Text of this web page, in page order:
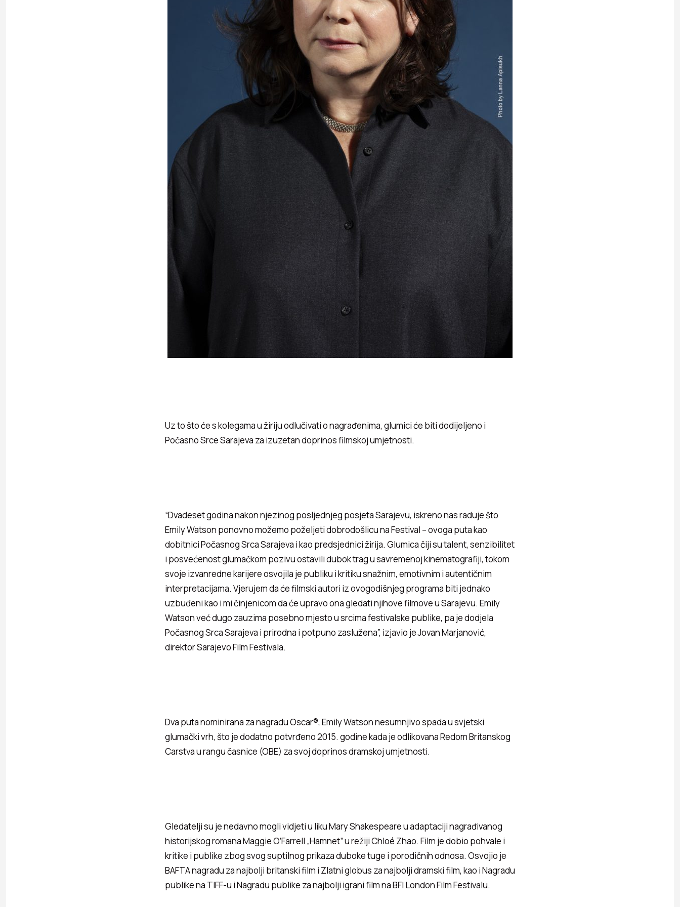
Uz to što će s kolegama u žiriju odlučivati o nagrađenima, glumici će biti dodijeljeno i
Počasno Srce Sarajeva za izuzetan doprinos filmskoj umjetnosti.
“Dvadeset godina nakon njezinog posljednjeg posjeta Sarajevu, iskreno nas raduje što
Emily Watson ponovno možemo poželjeti dobrodošlicu na Festival – ovoga puta kao
dobitnici Počasnog Srca Sarajeva i kao predsjednici žirija. Glumica čiji su talent, senzibilitet
i posvećenost glumačkom pozivu ostavili dubok trag u savremenoj kinematografiji, tokom
svoje izvanredne karijere osvojila je publiku i kritiku snažnim, emotivnim i autentičnim
interpretacijama. Vjerujem da će filmski autori iz ovogodišnjeg programa biti jednako
uzbuđeni kao i mi činjenicom da će upravo ona gledati njihove filmove u Sarajevu. Emily
Watson već dugo zauzima posebno mjesto u srcima festivalske publike, pa je dodjela
Počasnog Srca Sarajeva i prirodna i potpuno zaslužena”, izjavio je Jovan Marjanović,
direktor Sarajevo Film Festivala.
Dva puta nominirana za nagradu Oscar®, Emily Watson nesumnjivo spada u svjetski
glumački vrh, što je dodatno potvrđeno 2015. godine kada je odlikovana Redom Britanskog
Carstva u rangu časnice (OBE) za svoj doprinos dramskoj umjetnosti.
Gledatelji su je nedavno mogli vidjeti u liku Mary Shakespeare u adaptaciji nagrađivanog
historijskog romana Maggie O’Farrell „Hamnet” u režiji Chloé Zhao. Film je dobio pohvale i
kritike i publike zbog svog suptilnog prikaza duboke tuge i porodičnih odnosa. Osvojio je
BAFTA nagradu za najbolji britanski film i Zlatni globus za najbolji dramski film, kao i Nagradu
publike na TIFF-u i Nagradu publike za najbolji igrani film na BFI London Film Festivalu.